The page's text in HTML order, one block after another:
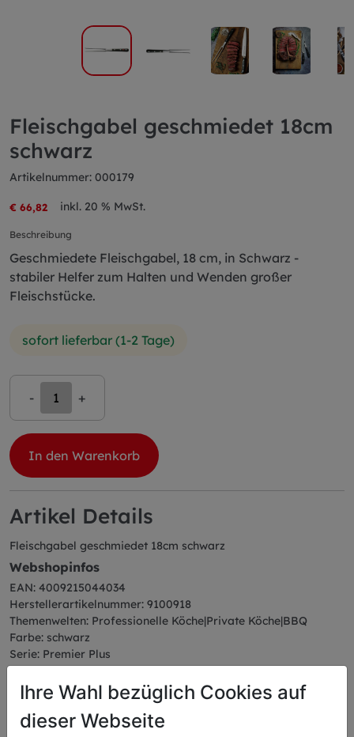
Fleischgabel geschmiedet 18cm
schwarz
Artikelnummer: 000179
€ 66,82 inkl. 20 % MwSt.
Beschreibung
Geschmiedete Fleischgabel, 18 cm, in Schwarz -
stabiler Helfer zum Halten und Wenden großer
Fleischstücke.
sofort lieferbar (1-2 Tage)
- +
In den Warenkorb
Artikel Details
Fleischgabel geschmiedet 18cm schwarz
Webshopinfos
EAN: 4009215044034
Herstellerartikelnummer: 9100918
Themenwelten: Professionelle Köche|Private Köche|BBQ
Farbe: schwarz
Serie: Premier Plus
Länge: 29,20 cm
Höhe: 2,20 cm
Ihre Wahl bezüglich Cookies auf
dieser Webseite